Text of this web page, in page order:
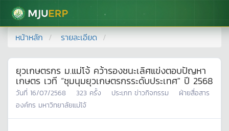
มหาวิทยาลัยแม่โจ้
หน้าหลัก รายละเอียด
ยุวเกษตรกร ม.แม่โจ้ คว้ารองชนะเลิศแข่งตอบปัญหา
เกษตร เวที “ชุมนุมยุวเกษตรกรระดับประเทศ" ปี 2568
วันที่ 16/07/2568 323 ครั้ง ประเภท ข่าวกิจกรรม
ฝ่ายสื่อสาร
องค์กร มหาวิทยาลัยแม่โจ้